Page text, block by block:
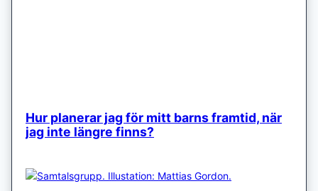
Hur planerar jag för mitt barns framtid, när
jag inte längre finns?